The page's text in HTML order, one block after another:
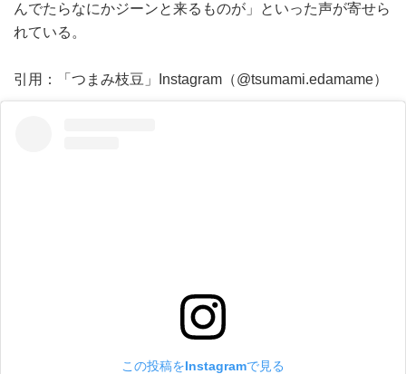
んでたらなにかジーンと来るものが」といった声が寄せら
れている。
引用：「つまみ枝豆」Instagram（@tsumami.edamame）
この投稿をInstagramで見る